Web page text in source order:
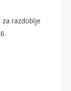
za razdoblje